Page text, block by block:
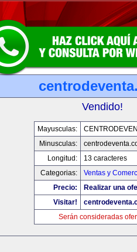
Vendido!
Mayusculas:
Minusculas:
Longitud:
13 caracteres
Categorias:
Ventas y
Precio:
Realizar una
Visitar!
Serán consideradas